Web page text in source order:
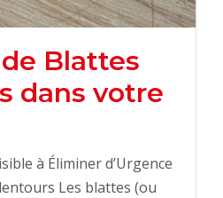
Blattes
dans votre
à Éliminer d’Urgence
Les blattes (ou